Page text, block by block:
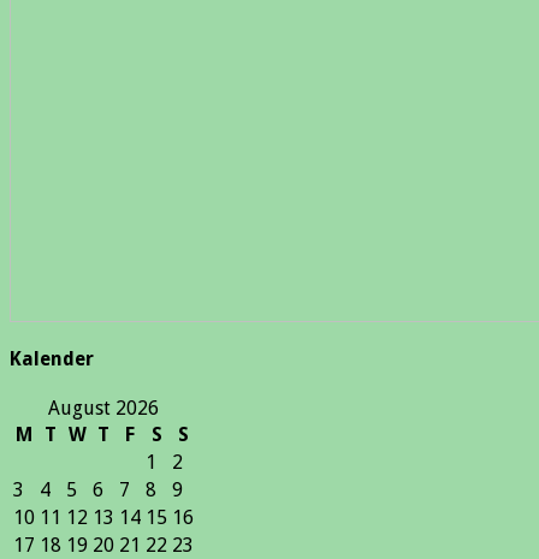
Kalender
August 2026
M
T W T F S
S
1
2
3
4 5 6 7 8
9
10 11 12 13 14 15 16
17 18 19 20 21 22 23